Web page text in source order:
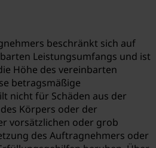
beschränkt sich auf
Leistungsumfangs und ist
Höhe des vereinbarten
betragsmäßige
nicht für Schäden aus der
Körpers oder der
vorsätzlichen oder grob
des Auftragnehmers oder